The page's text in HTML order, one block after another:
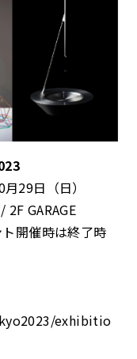
29日（日）
GARAGE
開催時は終了時
exhibitio